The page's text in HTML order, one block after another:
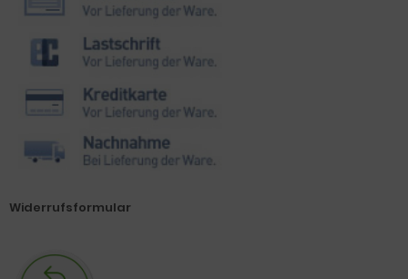
Widerrufsformular